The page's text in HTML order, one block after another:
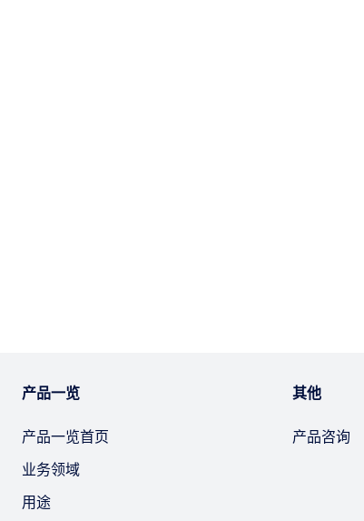
产品一览
产品一览首页
业务领域
用途
其他
产品咨询